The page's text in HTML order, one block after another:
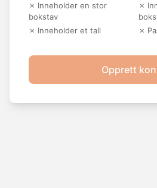
✗ Inneholder en stor
bokstav
✗
✗ Inneholder et tall
✗
Opprett